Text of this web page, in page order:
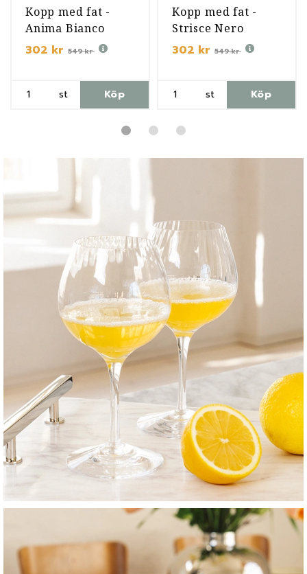
Kopp med fat -
Anima Bianco
302 kr 549 kr
st Köp
Kopp med fat -
Strisce Nero
302 kr 549 kr
st Köp